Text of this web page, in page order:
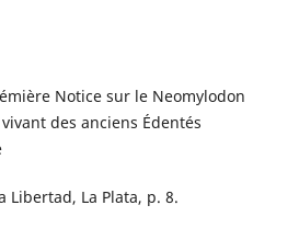
Notice sur le Neomylodon
des anciens Édentés
Libertad, La Plata, p. 8.